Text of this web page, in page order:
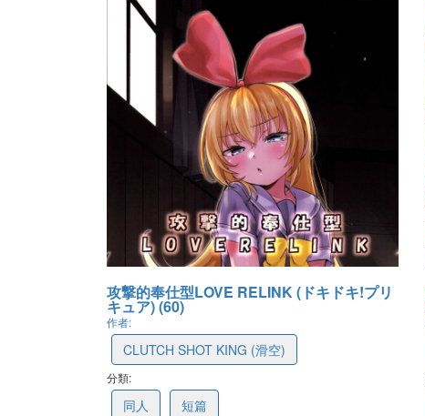
攻撃的奉仕型LOVE RELINK (ドキドキ!プリ
キュア) (60)
作者:
CLUTCH SHOT KING (滑空)
分類:
同人 短篇